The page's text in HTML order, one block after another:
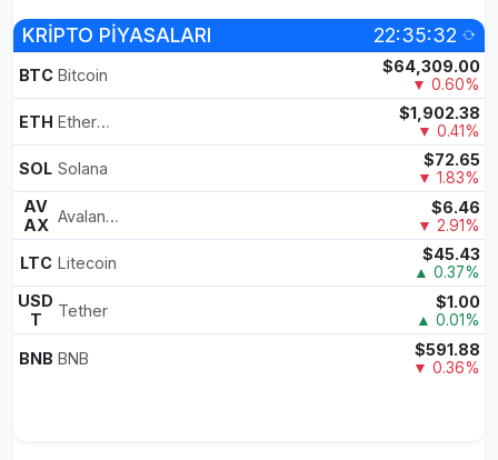
KRİPTO PİYASALARI 22:35:32
BTC Bitcoin $64,309.00
▼ 0.60%
ETH Ethereum $1,902.38
▼ 0.41%
SOL Solana $72.65
▼ 1.83%
AV
AX
Avalanche $6.46
▼ 2.91%
LTC Litecoin $45.43
▲ 0.37%
USD
T
Tether $1.00
▲ 0.01%
BNB BNB $591.88
▼ 0.36%